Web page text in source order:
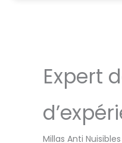
Expert
Millas Anti